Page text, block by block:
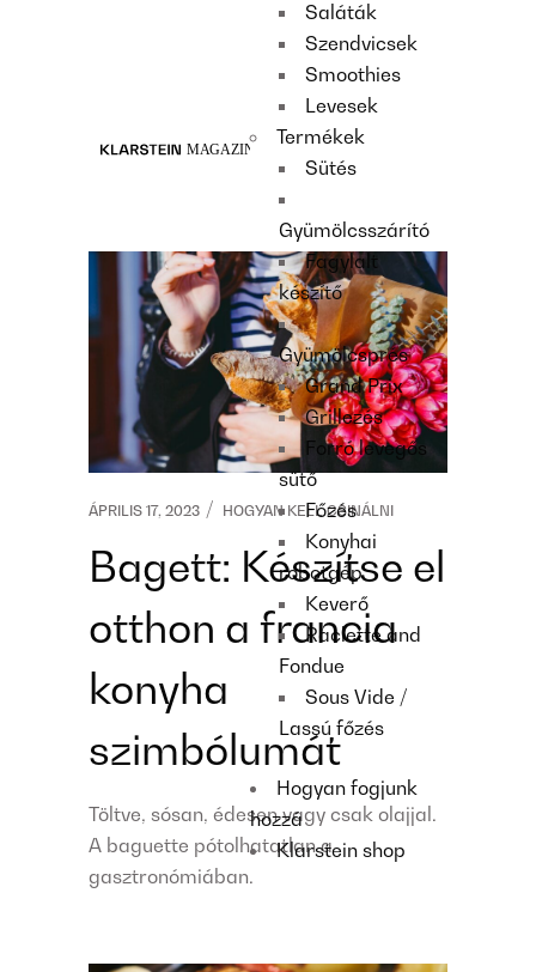
Saláták
Szendvicsek
Smoothies
Levesek
Termékek
Sütés
Gyümölcsszárító
Fagylalt
készítő
Gyümölcsprés
Grand Prix
Grillezés
Forró levegős
sütő
Főzés
Konyhai
robotgép
Keverő
Raclette and
Fondue
Sous Vide /
Lassú főzés
Hogyan fogjunk
hozzá
Klarstein shop
ÁPRILIS 17, 2023 HOGYAN KELL CSINÁLNI
Bagett: Készítse el
otthon a francia
konyha
szimbólumát
Töltve, sósan, édesen vagy csak olajjal.
A baguette pótolhatatlan a
gasztronómiában.